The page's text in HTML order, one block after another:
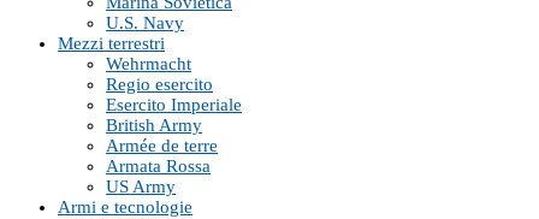
U.S. Navy
Mezzi terrestri
Wehrmacht
Regio esercito
Esercito Imperiale
British Army
Armée de terre
Armata Rossa
US Army
Armi e tecnologie